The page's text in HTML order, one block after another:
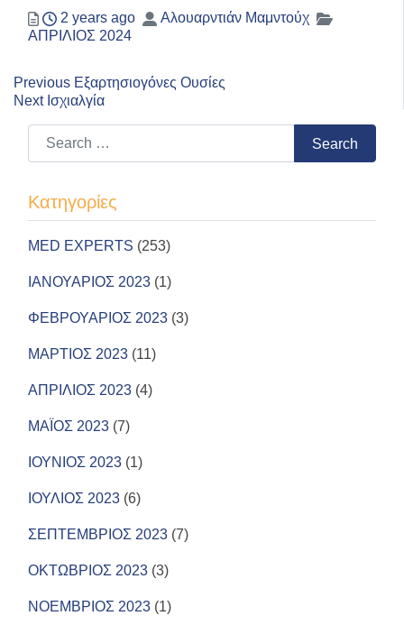
Posted
2 years ago Author
Αλουαρντιάν Μαμντούχ
Categories
ΑΠΡΙΛΙΟΣ 2024
Πλοήγηση
άρθρων
Previous Previous
post:
Εξαρτησιογόνες Ουσίες
Next Next
Ισχιαλγία
Search for:
Search
Kατηγορίες
MED EXPERTS (253)
ΙΑΝΟΥΑΡΙΟΣ 2023 (1)
ΦΕΒΡΟΥΑΡΙΟΣ 2023 (3)
ΜΑΡΤΙΟΣ 2023 (11)
ΑΠΡΙΛΙΟΣ 2023 (4)
ΜΑΪΟΣ 2023 (7)
ΙΟΥΝΙΟΣ 2023 (1)
ΙΟΥΛΙΟΣ 2023 (6)
ΣΕΠΤΕΜΒΡΙΟΣ 2023 (7)
ΟΚΤΩΒΡΙΟΣ 2023 (3)
ΝΟΕΜΒΡΙΟΣ 2023 (1)